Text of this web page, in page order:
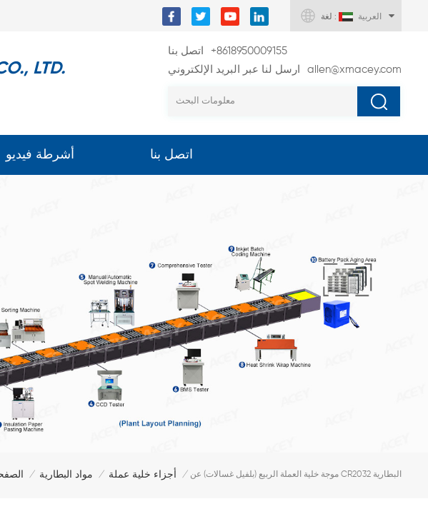
لغة : العربية
LTD.
اتصل بنا
+8618950009155
ارسل لنا عبر البريد الإلكتروني
allen@xmacey.com
أشرطة فيديو اتصل بنا
/ مواد البطارية / أجزاء خلية عملة / موجة خلية العملة الربيع (بلفيل غسالات) عن CR2032 البطارية